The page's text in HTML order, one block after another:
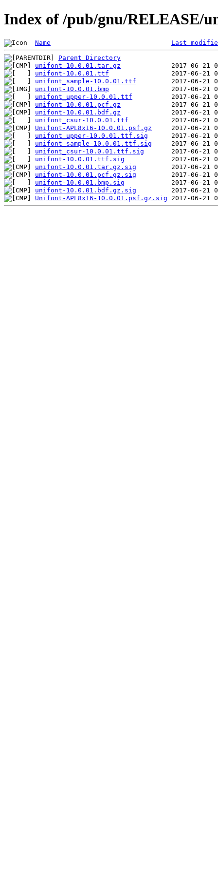
Index of /pub/gnu/RELEASE/
Name Last
Parent Directory
unifont-10.0.01.tar.gz
unifont-10.0.01.ttf
unifont_sample-10.0.01.ttf
unifont-10.0.01.bmp
unifont_upper-10.0.01.ttf
unifont-10.0.01.pcf.gz
unifont-10.0.01.bdf.gz
unifont_csur-10.0.01.ttf
Unifont-APL8x16-10.0.01.psf.gz
unifont_upper-10.0.01.ttf.sig
unifont_sample-10.0.01.ttf.sig
unifont_csur-10.0.01.ttf.sig
unifont-10.0.01.ttf.sig
unifont-10.0.01.tar.gz.sig
unifont-10.0.01.pcf.gz.sig
unifont-10.0.01.bmp.sig
unifont-10.0.01.bdf.gz.sig
Unifont-APL8x16-10.0.01.psf.gz.sig